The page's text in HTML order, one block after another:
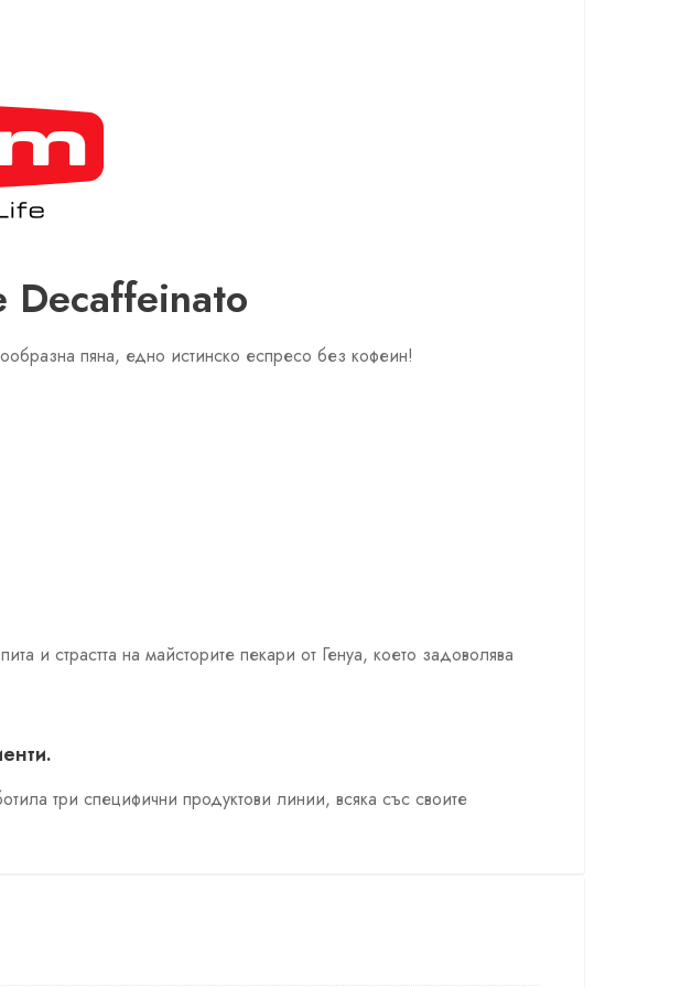
Decaffeinato
пяна, едно истинско еспресо без кофеин!
и страстта на майсторите пекари от Генуа, което задоволява
три специфични продуктови линии, всяка със своите